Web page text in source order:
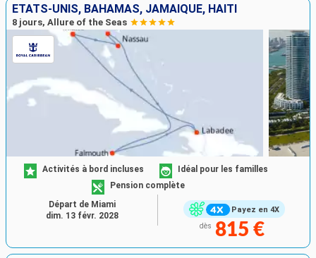
ÉTATS-UNIS, BAHAMAS, JAMAÏQUE, HAÏTI
8 jours, Allure of the Seas
Payez en 4X
Activités à bord incluses
Idéal pour les familles
Pension complète
dès 815 €
Départ de Miami
dim. 13 févr. 2028